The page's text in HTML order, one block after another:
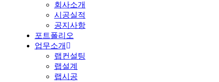
회사소개
시공실적
공지사항
포트폴리오
업무소개
랩컨설팅
랩설계
랩시공